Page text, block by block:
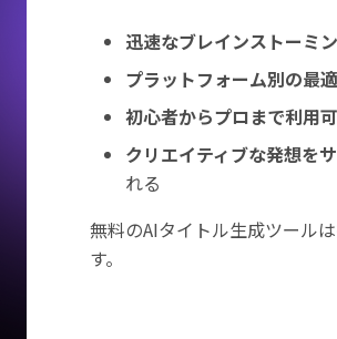
迅速なブレインストーミン
プラットフォーム別の最適
初心者からプロまで利用可
クリエイティブな発想を
れる
無料のAIタイトル生成ツール
す。